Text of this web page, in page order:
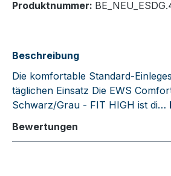
Produktnummer:
Beschreibung
Die komfortable Standard-
täglichen Einsatz Die EWS
Schwarz/Grau - FIT HIGH ist di…
Bewertungen